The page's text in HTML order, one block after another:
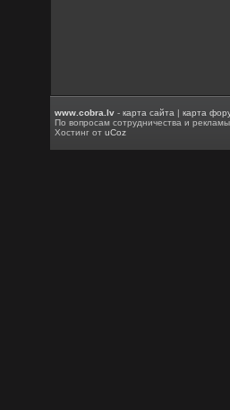
www.cobra.lv -карта сайта |карта
По вопросам сотрудничества и
Хостинг отuCoz